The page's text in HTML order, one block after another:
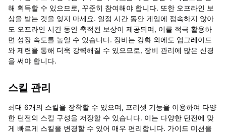
해 획득할 수 있으므로, 꾸준히 참여해야 합니다. 또한 오프라인 보
상을 받는 것을 잊지 마세요. 일정 시간 동안 게임에 접속하지 않아
도 오프라인 시간 동안 축적된 보상이 제공되며, 이를 적극 활용하
면 성장 속도를 높일 수 있습니다. 장비는 강화 외에도 업그레이드
와 제련을 통해 더욱 강력해질 수 있으므로, 장비 관리에 많은 신경
을 써야 합니다.
스킬 관리
최대 6개의 스킬을 장착할 수 있으며, 프리셋 기능을 이용하여 다양
한 던전의 스킬 구성을 저장할 수 있습니다. 이는 다양한 던전에 맞
게 빠르게 스킬을 변경할 수 있어 매우 편리합니다. 가이드 미션을